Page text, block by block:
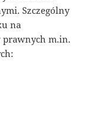
Szczególny
na
m.in.